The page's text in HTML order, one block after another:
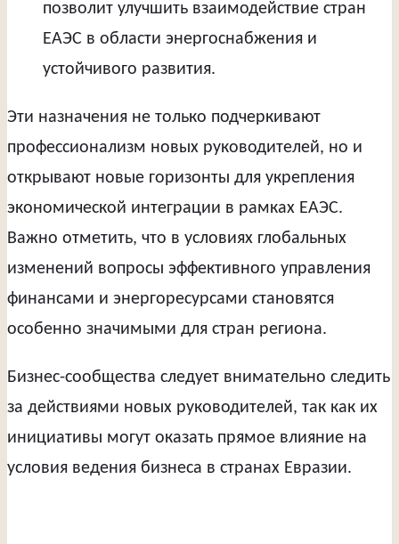
позволит улучшить взаимодействие стран
ЕАЭС в области энергоснабжения и
устойчивого развития.
Эти назначения не только подчеркивают
профессионализм новых руководителей, но и
открывают новые горизонты для укрепления
экономической интеграции в рамках ЕАЭС.
Важно отметить, что в условиях глобальных
изменений вопросы эффективного управления
финансами и энергоресурсами становятся
особенно значимыми для стран региона.
Бизнес-сообщества следует внимательно следить
за действиями новых руководителей, так как их
инициативы могут оказать прямое влияние на
условия ведения бизнеса в странах Евразии.